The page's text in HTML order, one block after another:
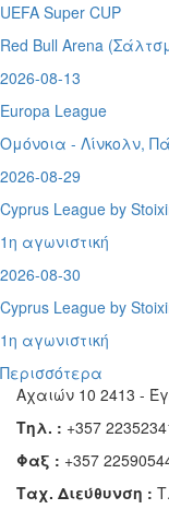
UEFA Super CUP
Red Bull Arena (
2026-08-13
Europa League
Ομόνοια - Λίνκολν,
2026-08-29
Cyprus League by
1η αγωνιστική
2026-08-30
Cyprus League by
1η αγωνιστική
Περισσότερα
Αχαιών 10 2413 -
Τηλ. : +357
Φαξ : +357
Ταχ. Διεύθυνση :